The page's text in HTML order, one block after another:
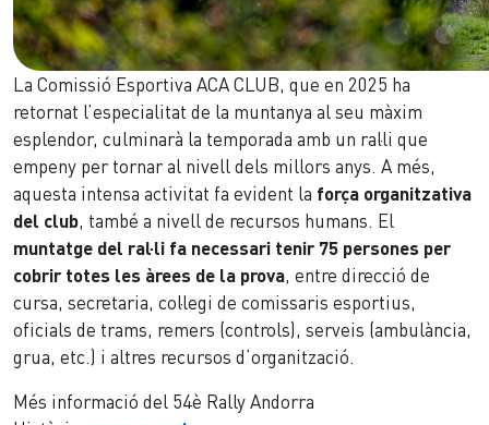
La Comissió Esportiva ACA CLUB, que en 2025 ha
retornat l’especialitat de la muntanya al seu màxim
esplendor, culminarà la temporada amb un ral·li que
empeny per tornar al nivell dels millors anys. A més,
aquesta intensa activitat fa evident la força organitzativa
del club, també a nivell de recursos humans. El
muntatge del ral·li fa necessari tenir 75 persones per
cobrir totes les àrees de la prova, entre direcció de
cursa, secretaria, col·legi de comissaris esportius,
oficials de trams, remers (controls), serveis (ambulància,
grua, etc.) i altres recursos d’organització.
Més informació del 54è Rally Andorra